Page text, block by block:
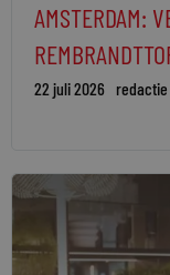
AMSTERDAM:
22 juli 2026 redactie